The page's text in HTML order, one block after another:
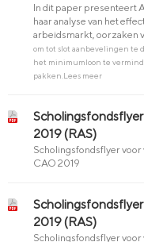
In dit paper presenteert
haar analyse van het
arbeidsmarkt, oorzaken
om tot slot aanbevelingen te
het minimumloon te
pakken. Lees meer
2019 (RAS)
Scholingsfondsflyer
CAO 2019
2019 (RAS)
Scholingsfondsflyer